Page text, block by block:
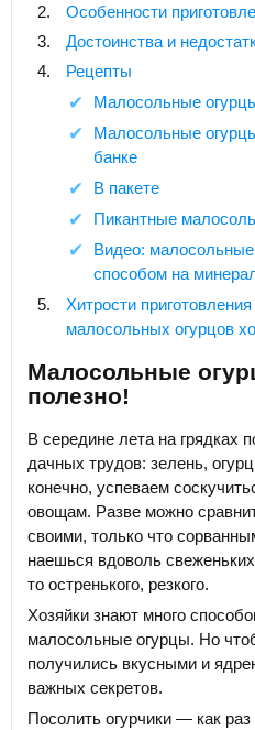
Особенности
Достоинства и
Рецепты
Малосольные
Малосольные
банке
В пакете
Пикантные
Видео:
способом на
Хитрости
малосольных огурцов
Малосольные
полезно!
В середине лета на грядках
дачных трудов: зелень,
конечно, успеваем
овощам. Разве можно
своими, только что
наешься вдоволь
то остренького, резкого.
Хозяйки знают много
малосольные огурцы. Но
получились вкусными и
важных секретов.
Посолить огурчики — как